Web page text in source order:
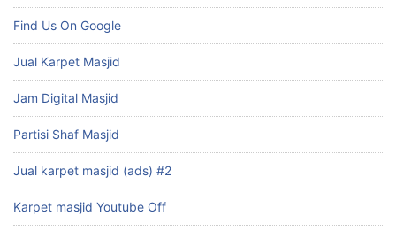
Find Us On Google
Jual Karpet Masjid
Jam Digital Masjid
Partisi Shaf Masjid
Jual karpet masjid (ads) #2
Karpet masjid Youtube Off